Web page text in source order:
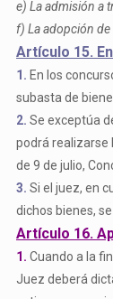
e) La admisión a
f) La adopción
Artículo 15.
1. En los
subasta de
2. Se exceptúa
podrá realizarse
de 9 de julio,
3. Si el juez, en
dichos bienes,
Artículo 16.
1. Cuando a la
Juez deberá